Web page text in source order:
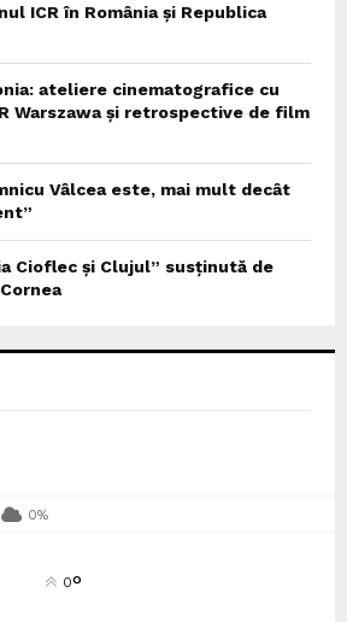
ICR în România și Republica
ateliere cinematografice cu
Warszawa și retrospective de film
Vâlcea este, mai mult decât
Cioflec și Clujul” susținută de
0%
0°